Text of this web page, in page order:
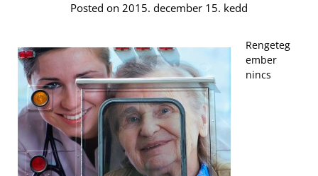
Posted on 2015. december 15. kedd
Rengeteg
ember
nincs